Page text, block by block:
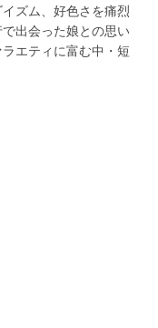
ズム、好色さを痛烈
出会った娘との思い
エティに富む中・短